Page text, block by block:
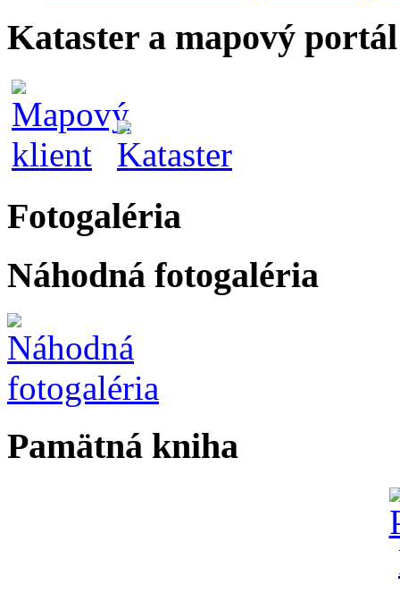
Kataster a mapový portál
Fotogaléria
Náhodná fotogaléria
Pamätná kniha